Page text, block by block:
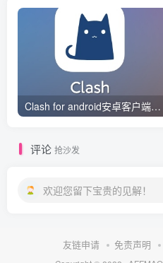
Clash for android安卓客户端保姆级新手使用教程
评论 抢沙发
欢迎您留下宝贵的见解！
友链申请 免责声明